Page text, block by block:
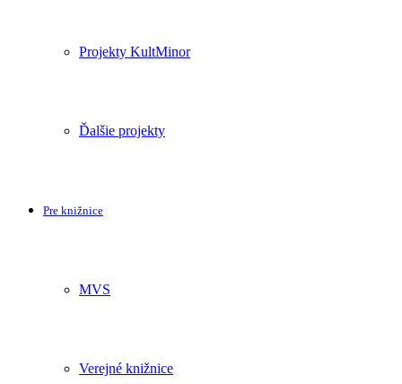
Projekty KultMinor
Ďalšie projekty
Pre knižnice
MVS
Verejné knižnice